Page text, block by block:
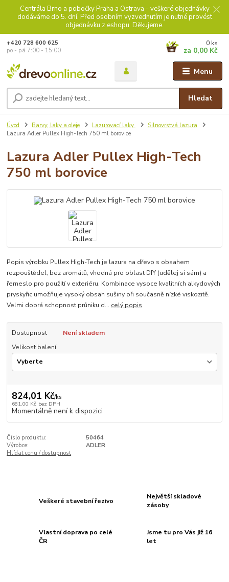
Centrála Brno a pobočky Praha a Ostrava - veškeré objednávky
dodáváme do 5. dní. Před osobním vyzvednutím je nutné provést
objednávku z eshopu. Děkujeme.
Menu
Hledat
+420 728 600 625
po - pá 7:00 - 15:00
0 ks
za 0,00 Kč
Úvod Barvy, laky a oleje Lazurovací laky
Silnovrstvá lazura
Lazura Adler Pullex High-Tech 750 ml borovice
Lazura Adler Pullex High-Tech
750 ml borovice
Popis výrobku Pullex High-Tech je lazura na dřevo s obsahem
rozpouštědel, bez aromátů, vhodná pro oblast DIY (udělej si sám) a
řemeslo pro použití v exteriéru. Kombinace vysoce kvalitních alkydových
pryskyřic umožňuje vysoký obsah sušiny při současně nízké viskozitě.
Velmi dobrá schopnost průniku d... celý popis
Dostupnost
Není skladem
Velikost balení
824,01 Kč/ks
681,00 Kč bez DPH
Momentálně není k dispozici
Číslo produktu:
50464
Výrobce:
ADLER
Hlídat cenu / dostupnost
Veškeré stavební řezivo
Největší skladové
zásoby
Vlastní doprava po celé
ČR
Jsme tu pro Vás již 16
let